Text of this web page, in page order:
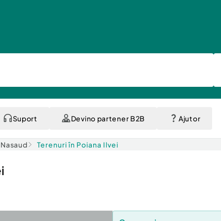
Suport Devino partener B2B Ajutor
Terenuri în Poiana Ilvei